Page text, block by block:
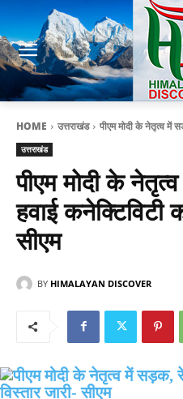
HOME उत्तराखंड पीएम मोदी के नेतृत्व में
उत्तराखंड
पीएम मोदी के
हवाई कनेक्टिविटी
सीएम
BY HIMALAYAN DISCOVER